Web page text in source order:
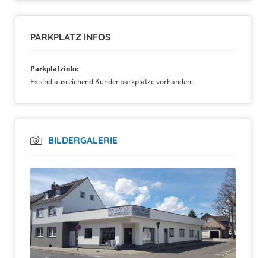
PARKPLATZ INFOS
Parkplatzinfo:
Es sind ausreichend Kundenparkplätze vorhanden.
BILDERGALERIE